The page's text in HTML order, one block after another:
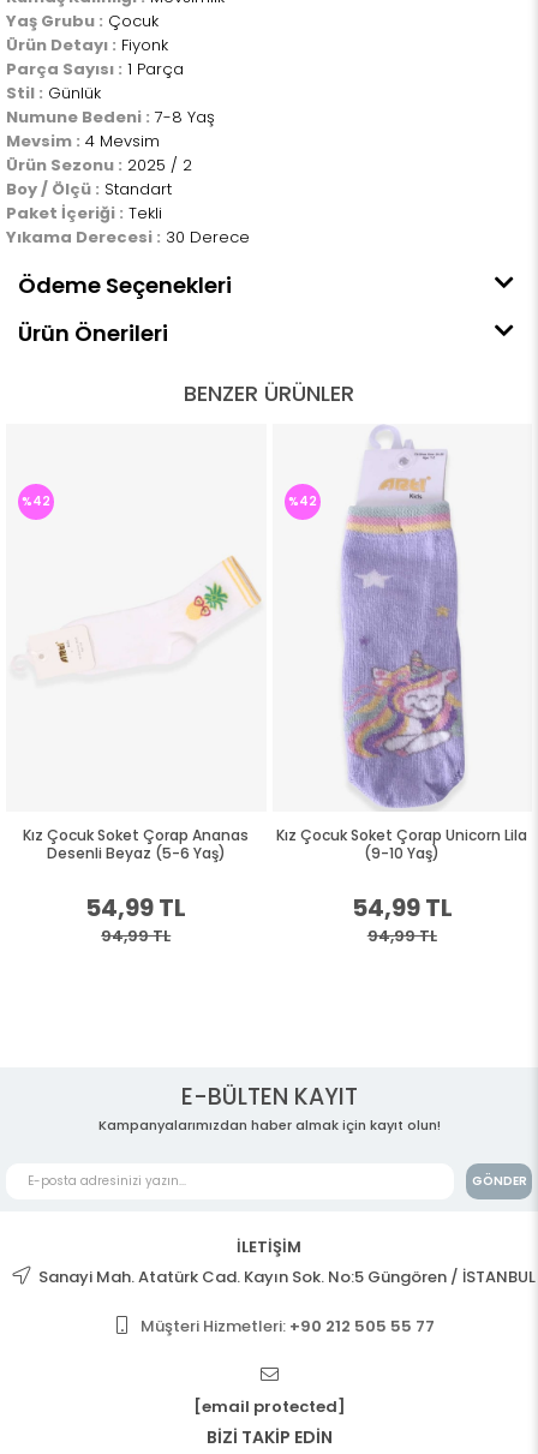
Yaş Grubu : Çocuk
Ürün Detayı : Fiyonk
Parça Sayısı : 1 Parça
Stil : Günlük
Numune Bedeni : 7-8 Yaş
Mevsim : 4 Mevsim
Ürün Sezonu : 2025 / 2
Boy / Ölçü : Standart
Paket İçeriği : Tekli
Yıkama Derecesi : 30 Derece
Ödeme Seçenekleri
Ürün Önerileri
BENZER ÜRÜNLER
Kız Çocuk Soket Çorap Ananas
Desenli Beyaz (5-6 Yaş)
54,99 TL
94,99 TL
%42
Kız Çocuk Soket Çorap Unicorn Lila
(9-10 Yaş)
54,99 TL
94,99 TL
%42
E-BÜLTEN KAYIT
Kampanyalarımızdan haber almak için kayıt olun!
GÖNDER
İLETİŞİM
Sanayi Mah. Atatürk Cad. Kayın Sok. No:5 Güngören / İSTANBUL
Müşteri Hizmetleri: +90 212 505 55 77
[email protected]
BİZİ TAKİP EDİN